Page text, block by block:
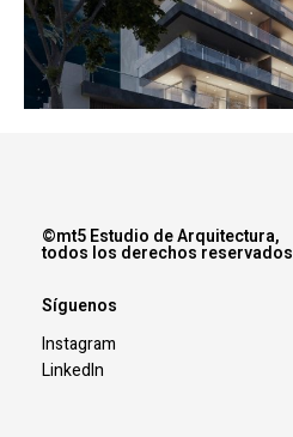
©mt5 Estudio de Arquitectura,
todos los derechos reservados
Síguenos
Instagram
LinkedIn